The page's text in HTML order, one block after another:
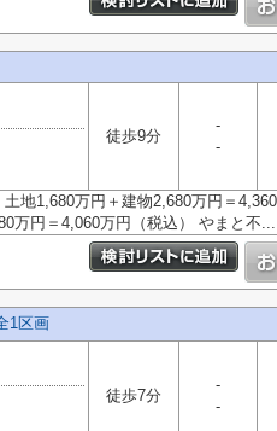
徒歩9分
-
-
地1,680万円＋建物2,680万円＝4,360
円＝4,060万円（税込） やまと不...
1区画
徒歩7分
-
-